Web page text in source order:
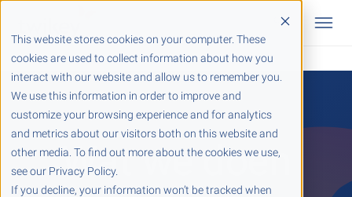
This website stores cookies on your computer. These
cookies are used to collect information about how you
interact with our website and allow us to remember you.
We use this information in order to improve and
customize your browsing experience and for analytics
and metrics about our visitors both on this website and
other media. To find out more about the cookies we use,
see our Privacy Policy.
If you decline, your information won’t be tracked when
Wat we doen